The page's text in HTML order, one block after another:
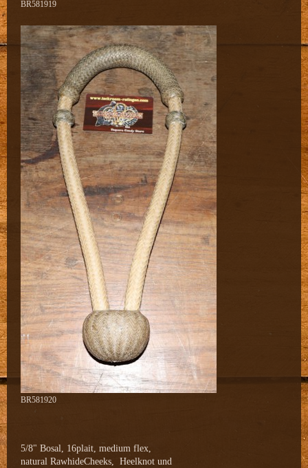
BR581919
BR581920
5/8" Bosal, 16plait, medium flex,
natural RawhideCheeks, Heelknot und